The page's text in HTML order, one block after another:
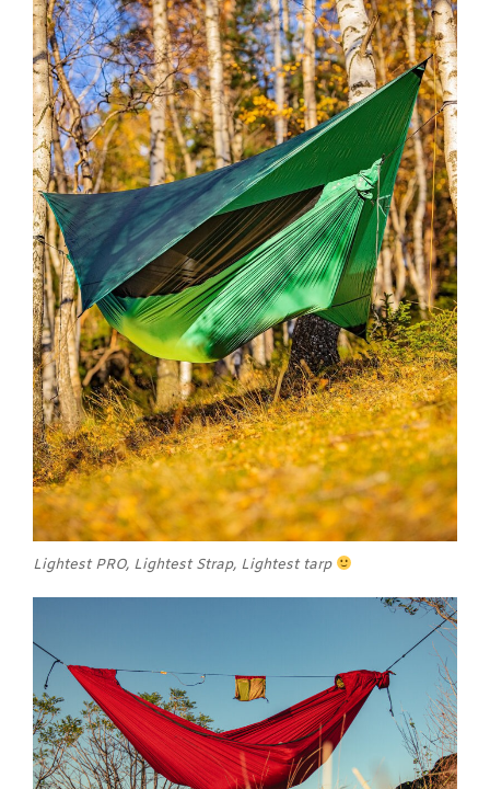
Lightest PRO, Lightest Strap, Lightest tarp